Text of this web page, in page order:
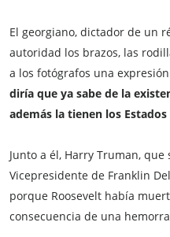
El georgiano, dictador de un
autoridad los brazos, las
a los fotógrafos una
diría que ya sabe de la
además la tienen los Estados
Junto a él, Harry Truman,
Vicepresidente de Franklin
porque Roosevelt había
consecuencia de una